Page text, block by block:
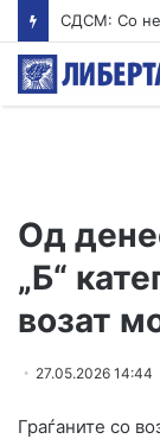
Од
„Б“
возат
27.05.2026 14:44
Граѓаните со